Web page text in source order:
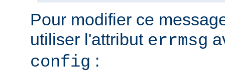
Pour modifier ce
utiliser l'attribut errmsg
config :